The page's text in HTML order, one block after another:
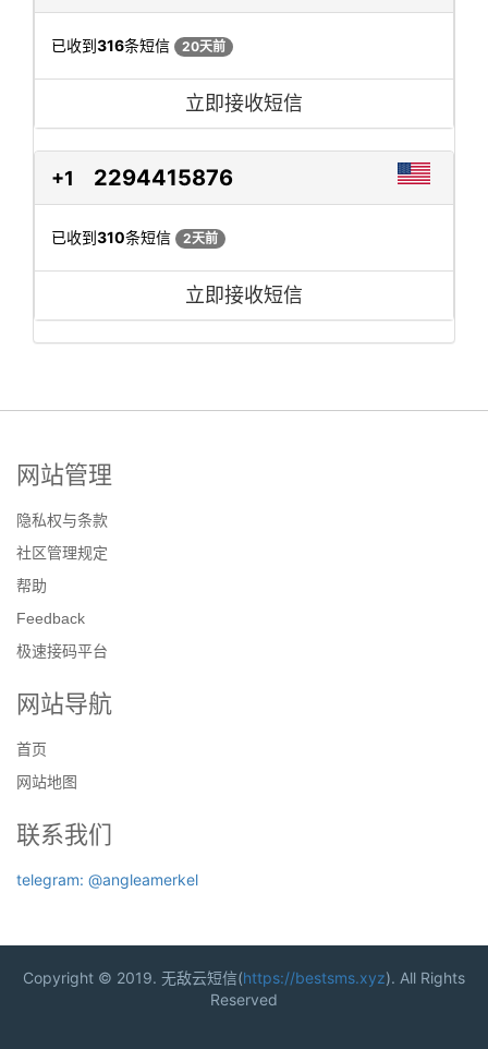
已收到316条短信 20天前
立即接收短信
+1 2294415876
已收到310条短信 2天前
立即接收短信
网站管理
隐私权与条款
社区管理规定
帮助
Feedback
极速接码平台
网站导航
首页
网站地图
联系我们
telegram: @angleamerkel
Copyright © 2019. 无敌云短信(https://bestsms.xyz). All Rights
Reserved